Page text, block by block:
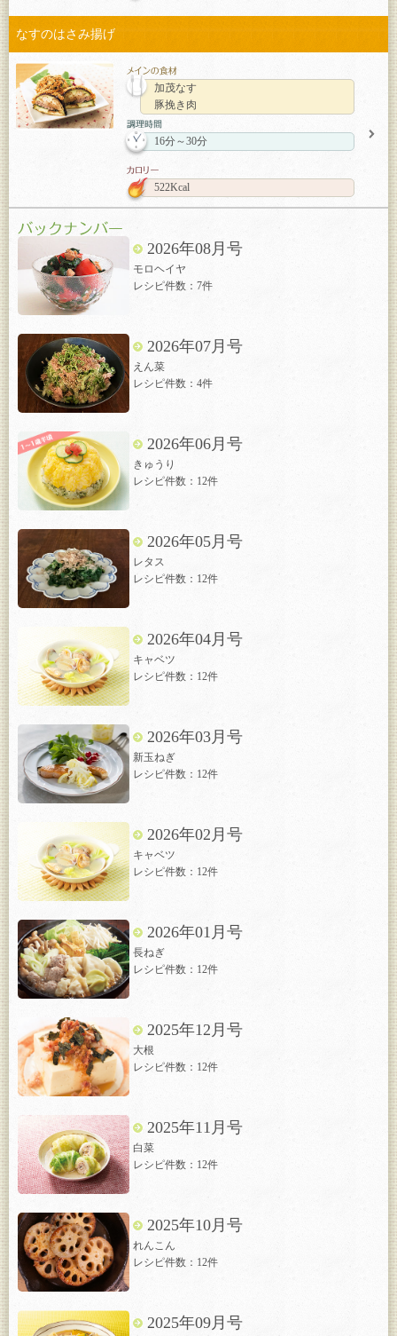
なすのはさみ揚げ
加茂なす
豚挽き肉
16分～30分
522Kcal
2026年08月号
モロヘイヤ
レシピ件数：7件
2026年07月号
えん菜
レシピ件数：4件
2026年06月号
きゅうり
レシピ件数：12件
2026年05月号
レタス
レシピ件数：12件
2026年04月号
キャベツ
レシピ件数：12件
2026年03月号
新玉ねぎ
レシピ件数：12件
2026年02月号
キャベツ
レシピ件数：12件
2026年01月号
長ねぎ
レシピ件数：12件
2025年12月号
大根
レシピ件数：12件
2025年11月号
白菜
レシピ件数：12件
2025年10月号
れんこん
レシピ件数：12件
2025年09月号